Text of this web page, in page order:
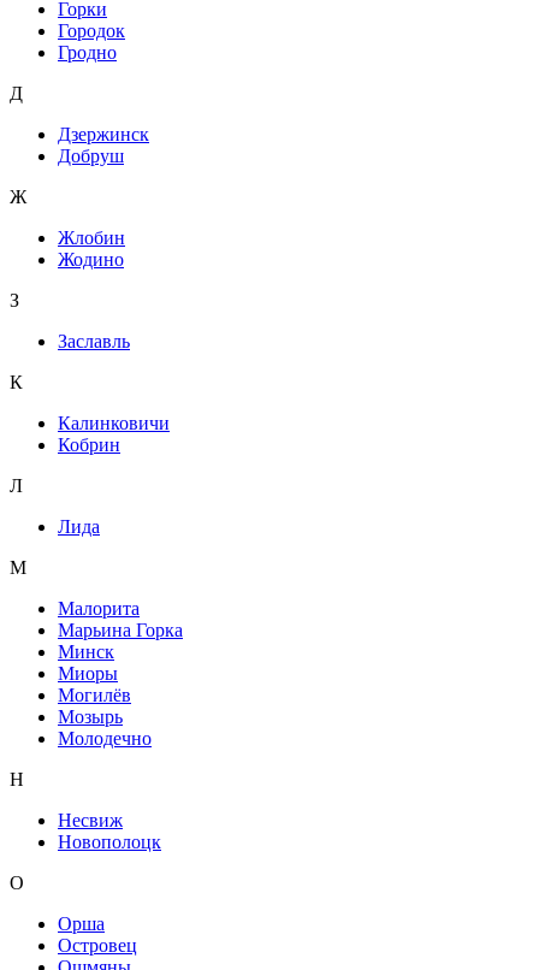
Горки
Городок
Гродно
Д
Дзержинск
Добруш
Ж
Жлобин
Жодино
З
Заславль
К
Калинковичи
Кобрин
Л
Лида
М
Малорита
Марьина Горка
Минск
Миоры
Могилёв
Мозырь
Молодечно
Н
Несвиж
Новополоцк
О
Орша
Островец